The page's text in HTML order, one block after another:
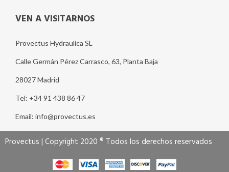
VEN A VISITARNOS
Provectus Hydraulica SL
Calle Germán Pérez Carrasco, 63, Planta Baja
28027 Madrid
Tel: +34 91 438 86 47
Email: info@provectus.es
Provectus | Copyright 2020 ® Todos los derechos reservados